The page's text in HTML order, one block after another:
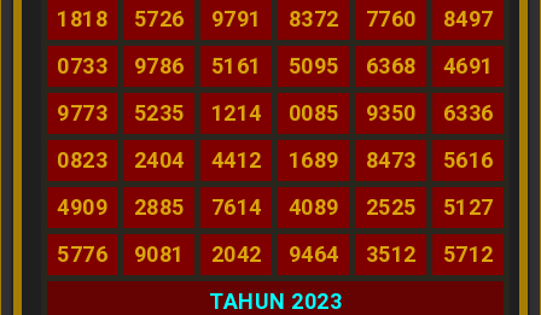
1818
5726 9791 8372 7760
8497
0733
9786 5161 5095 6368
4691
9773
5235 1214 0085 9350
6336
0823
2404 4412 1689 8473
5616
4909
2885 7614 4089 2525
5127
5776
9081 2042 9464 3512
5712
TAHUN 2023